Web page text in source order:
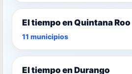
El tiempo en Quintana Roo
11 municipios
El tiempo en Durango